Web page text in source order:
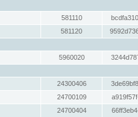
581110
581120
5960020
24300406
24700109
24700404